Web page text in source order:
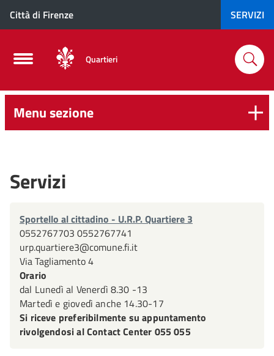
Città di Firenze SERVIZI
Quartieri
Menu sezione
Servizi
Sportello al cittadino - U.R.P. Quartiere 3
0552767703 0552767741
urp.quartiere3@comune.fi.it
Via Tagliamento 4
Orario
dal Lunedì al Venerdì 8.30 -13
Martedì e giovedì anche 14.30-17
Si riceve preferibilmente su appuntamento
rivolgendosi al Contact Center 055 055